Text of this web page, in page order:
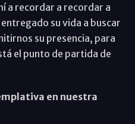
a recordar a recordar a
su vida a buscar
su presencia, para
el punto de partida de
en nuestra